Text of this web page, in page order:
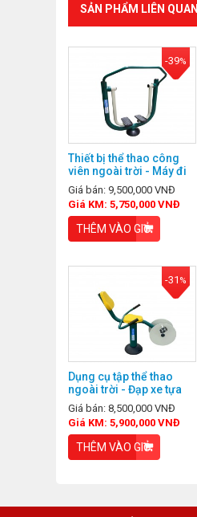
SẢN PHẨM LIÊN QUAN
-39%
Thiết bị thể thao công
viên ngoài trời - Máy đi
bộ trên không
Giá bán: 9,500,000 VNĐ
Giá KM: 5,750,000 VNĐ
THÊM VÀO GIỎ
-31 %
Dụng cụ tập thể thao
ngoài trời - Đạp xe tựa
lưng
Giá bán: 8,500,000 VNĐ
Giá KM: 5,900,000 VNĐ
THÊM VÀO GIỎ